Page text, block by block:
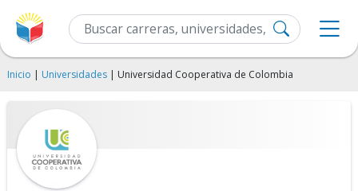
Inicio | Universidades | Universidad Cooperativa de Colombia